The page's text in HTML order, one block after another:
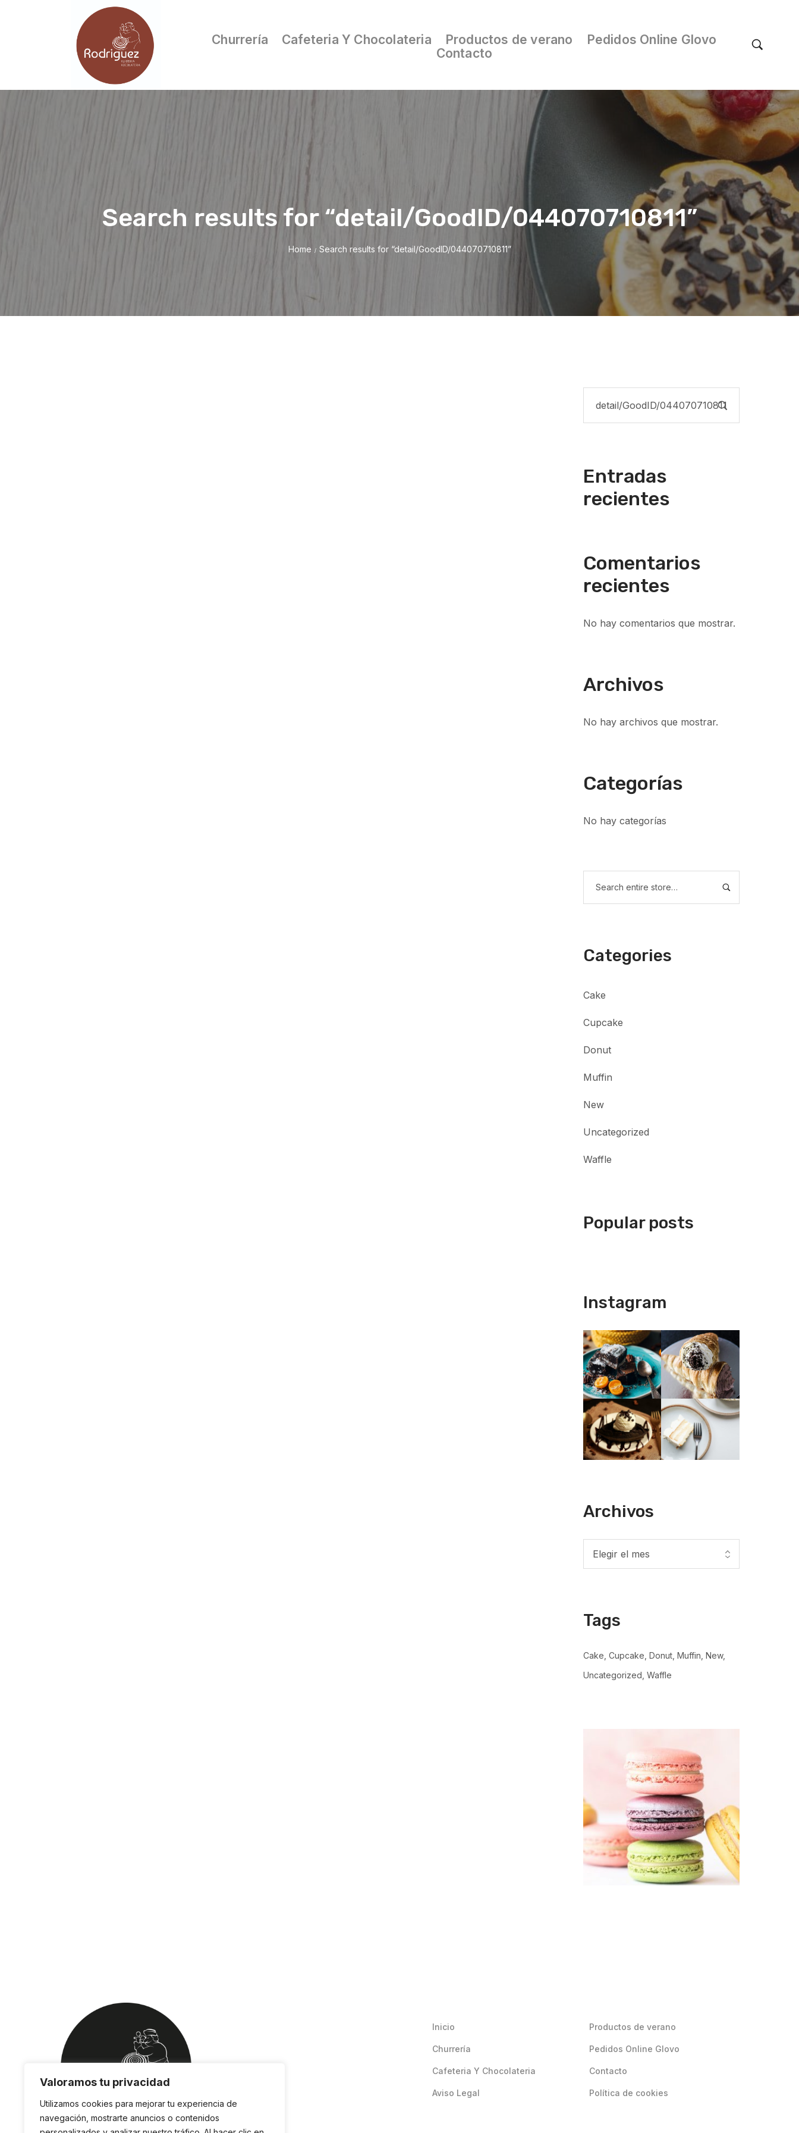
Valoramos tu privacidad
Utilizamos cookies para mejorar tu experiencia de
navegación, mostrarte anuncios o contenidos
Churrería Cafeteria Y Chocolateria Productos de verano
Pedidos Online Glovo
Contacto
Search results for “detail/GoodID/044070710811”
Home / Search results for “detail/GoodID/044070710811”
Entradas
recientes
Comentarios
recientes
No hay comentarios que mostrar.
Archivos
No hay archivos que mostrar.
Categorías
No hay categorías
Categories
Cake
Cupcake
Donut
Muffin
New
Uncategorized
Waffle
Popular posts
Instagram
Archivos
Tags
Cake Cupcake Donut Muffin New
Uncategorized Waffle
Inicio
Churrería
Cafeteria Y Chocolateria
Aviso Legal
Productos de verano
Pedidos Online Glovo
Contacto
Política de cookies